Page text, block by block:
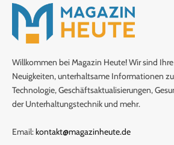
Willkommen bei Magazin Heute! Wir sind
Neuigkeiten, unterhaltsame Informationen
Technologie, Geschäftsaktualisierungen,
der Unterhaltungstechnik und mehr.
Email:kontakt@magazinheute.de